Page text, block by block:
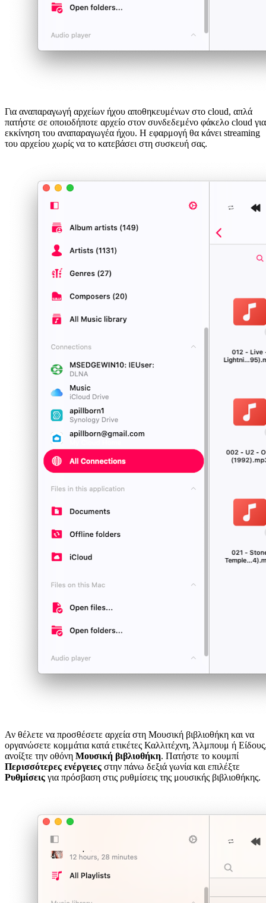
Για αναπαραγωγή αρχείων ήχου αποθηκευμένων στο cloud, απλά
πατήστε σε οποιοδήποτε αρχείο στον συνδεδεμένο φάκελο cloud για
εκκίνηση του αναπαραγωγέα ήχου. Η εφαρμογή θα κάνει streaming
του αρχείου χωρίς να το κατεβάσει στη συσκευή σας.
Αν θέλετε να προσθέσετε αρχεία στη Μουσική βιβλιοθήκη και να
οργανώσετε κομμάτια κατά ετικέτες Καλλιτέχνη, Άλμπουμ ή
ανοίξτε την οθόνη Μουσική βιβλιοθήκη. Πατήστε το κουμπί
Περισσότερες ενέργειες στην πάνω δεξιά γωνία και επιλέξτε
Ρυθμίσεις για πρόσβαση στις ρυθμίσεις της μουσικής βιβλιοθήκης.